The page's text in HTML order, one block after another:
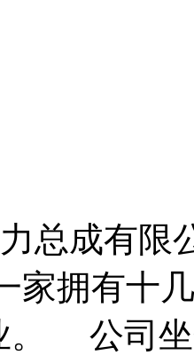
总成有限
家拥有十
。 公司坐